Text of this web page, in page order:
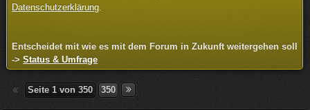
Datenschutzerklärung.
Entscheidet mit wie es mit dem Forum in Zukunft weitergehen soll
->Status & Umfrage
Seite 1 von 350 350